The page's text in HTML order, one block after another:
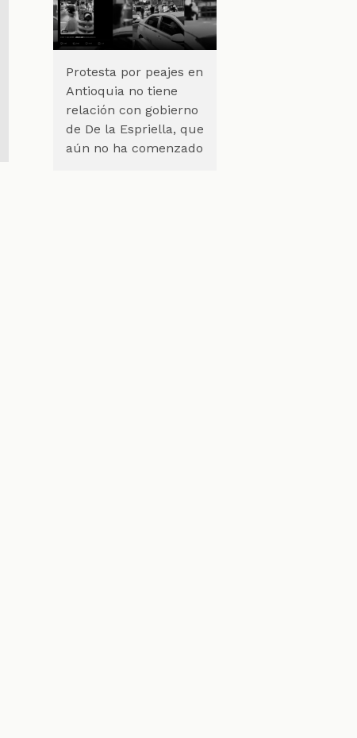
Protesta por peajes en
Antioquia no tiene
relación con gobierno
de De la Espriella, que
aún no ha comenzado